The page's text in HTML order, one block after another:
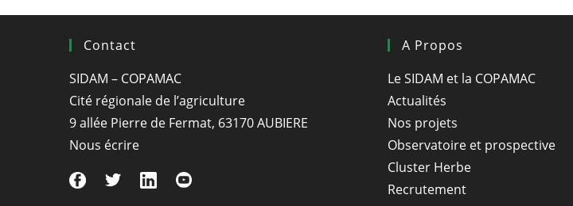
Contact
SIDAM – COPAMAC
Cité régionale de l’agriculture
9 allée Pierre de Fermat, 63170 AUBIERE
Nous écrire
A Propos
Le SIDAM et la COPAMAC
Actualités
Nos projets
Observatoire et prospective
Cluster Herbe
Recrutement